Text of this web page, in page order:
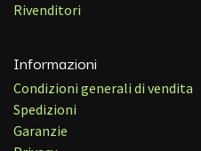
Rivenditori
Informazioni
Condizioni generali di vendita
Spedizioni
Garanzie